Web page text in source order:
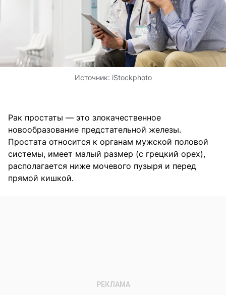
Источник: iStockphoto
Рак простаты — это злокачественное
новообразование предстательной железы.
Простата относится к органам мужской половой
системы, имеет малый размер (с грецкий орех),
располагается ниже мочевого пузыря и перед
прямой кишкой.